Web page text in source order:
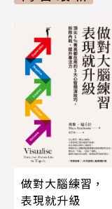
做對大腦練習，
表現就升級